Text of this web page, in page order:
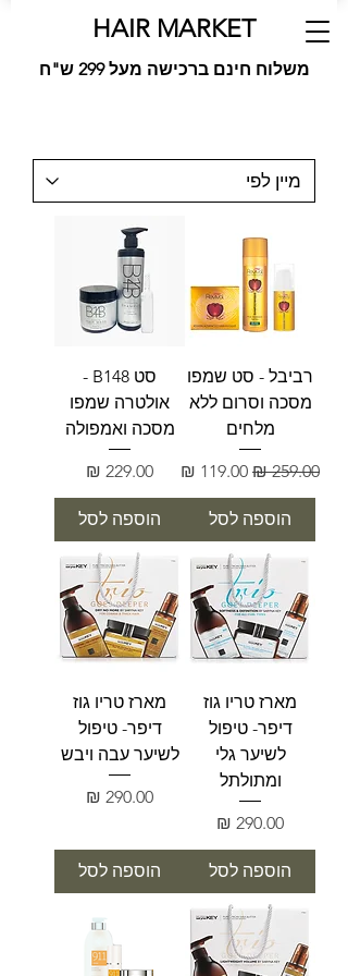
HAIR MARKET
משלוח חינם ברכישה מעל 299 ש"ח
רביבל - סט שמפו
מסכה וסרום ללא
מלחים
מחיר רגיל מחיר מבצע
הוספה לסל
סט B148 -
אולטרה שמפו
מסכה ואמפולה
מחיר
הוספה לסל
מארז טריו גוז
דיפר- טיפול
לשיער גלי
ומתולתל
מחיר
הוספה לסל
מארז טריו גוז
דיפר- טיפול
לשיער עבה ויבש
מחיר
הוספה לסל